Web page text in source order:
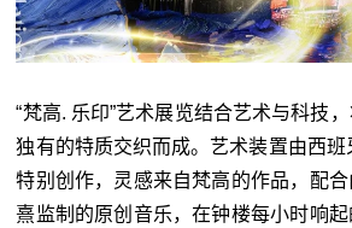
“梵高. 乐印”艺术展览结合艺术与科技
独有的特质交织而成。艺术装置由西
特别创作，灵感来自梵高的作品，配
熹监制的原创音乐，在钟楼每小时响